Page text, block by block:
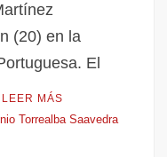
(20) en la
El
LEER MÁS
Torrealba Saavedra